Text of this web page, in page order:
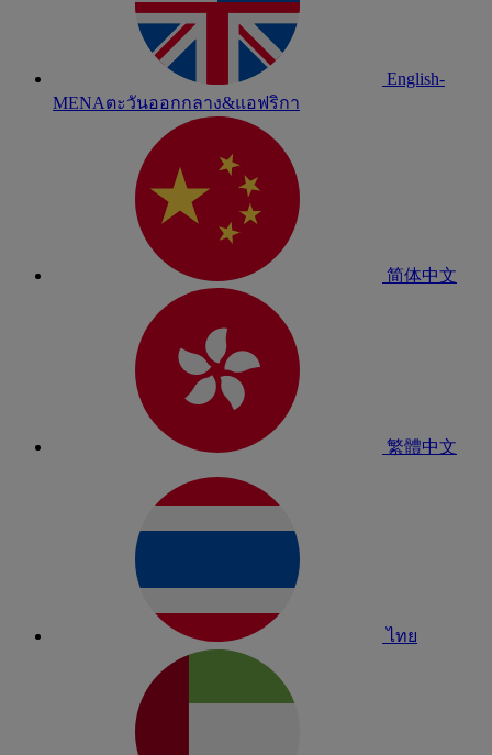
English-
MENAตะวันออกกลาง&แอฟริกา
简体中文
繁體中文
ไทย